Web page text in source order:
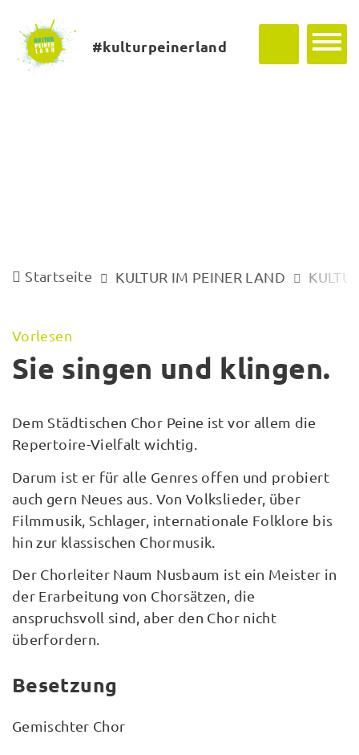
#kulturpeinerland
Startseite KULTUR IM PEINER LAND
Vorlesen
Sie singen und klingen.
Dem Städtischen Chor Peine ist vor allem die
Repertoire-Vielfalt wichtig.
Darum ist er für alle Genres offen und probiert
auch gern Neues aus. Von Volkslieder, über
Filmmusik, Schlager, internationale Folklore bis
hin zur klassischen Chormusik.
Der Chorleiter Naum Nusbaum ist ein Meister in
der Erarbeitung von Chorsätzen, die
anspruchsvoll sind, aber den Chor nicht
überfordern.
Besetzung
Gemischter Chor